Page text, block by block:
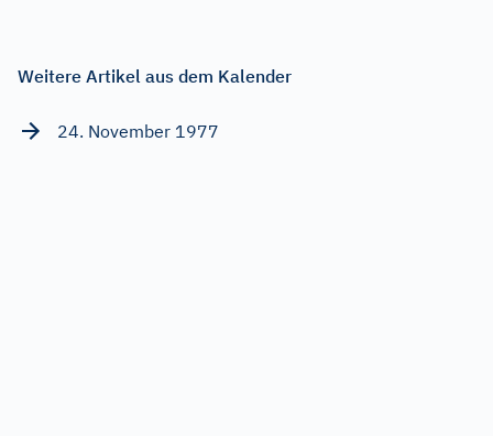
Weitere Artikel aus dem Kalender
24. November 1977